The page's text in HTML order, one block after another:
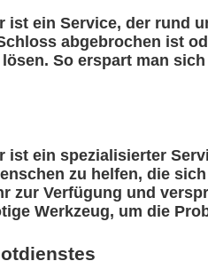
ist ein Service, der rund
abgebrochen ist
So erspart man
ist ein spezialisierter
zu helfen, die
zur Verfügung und
Werkzeug, um die